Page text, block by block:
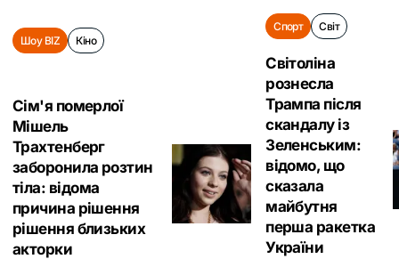
Шоу BIZ Кіно
Сім'я померлої
Мішель
Трахтенберг
заборонила розтин
тіла: відома
причина рішення
рішення близьких
акторки
Спорт Світ
Світоліна
рознесла
Трампа після
скандалу із
Зеленським:
відомо, що
сказала
майбутня
перша ракетка
України